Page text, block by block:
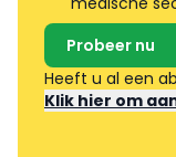
Probeer nu
Heeft u al een
Klik hier om